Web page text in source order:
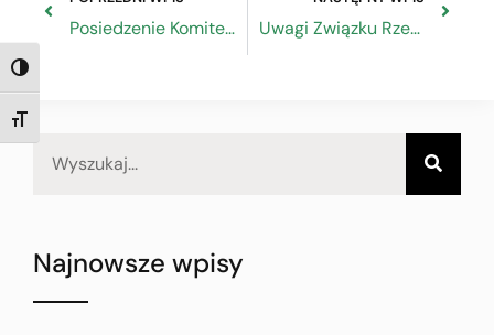
TOGGLE HIGH CONTRAST
TOGGLE FONT SIZE
Posiedzenie Komitetu Monitorującego Programu Operacyjnego Wiedza Edukacja Rozwój 2014-2020 Uwagi Związku Rzemiosła Polskiego do projektu ustawy o zasadach realizacji zadań finansowanych ze środków europejskich w perspektywie finansowej 2021-2027
Najnowsze wpisy